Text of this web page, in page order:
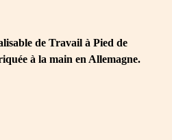
de Travail à Pied de
à la main en Allemagne.